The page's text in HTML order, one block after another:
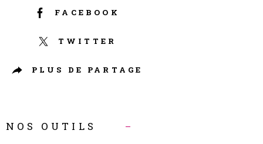
FACEBOOK
TWITTER
PLUS DE PARTAGE
NOS OUTILS